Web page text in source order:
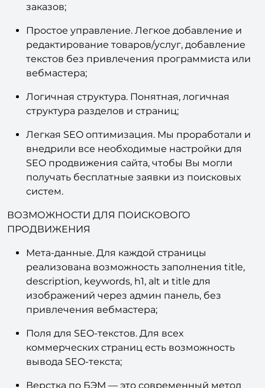
заказов;
Простое управление. Легкое добавление и
редактирование товаров/услуг, добавление
текстов без привлечения программиста или
вебмастера;
Логичная структура. Понятная, логичная
структура разделов и страниц;
Легкая SEO оптимизация. Мы проработали и
внедрили все необходимые настройки для
SEO продвижения сайта, чтобы Вы могли
получать бесплатные заявки из поисковых
систем.
ВОЗМОЖНОСТИ ДЛЯ ПОИСКОВОГО
ПРОДВИЖЕНИЯ
Мета-данные. Для каждой страницы
реализована возможность заполнения title,
description, keywords, h1, alt и title для
изображений через админ панель, без
привлечения вебмастера;
Поля для SEO-текстов. Для всех
коммерческих страниц есть возможность
вывода SEO-текста;
Верстка по БЭМ — это современный метод